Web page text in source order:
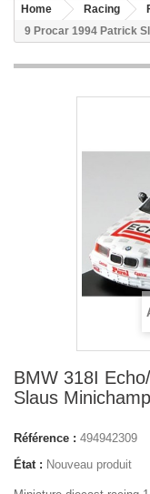
Home Racing
9 Procar 1994 Patrick
BMW 318I
Slaus
Référence : 494942309
État : Nouveau produit